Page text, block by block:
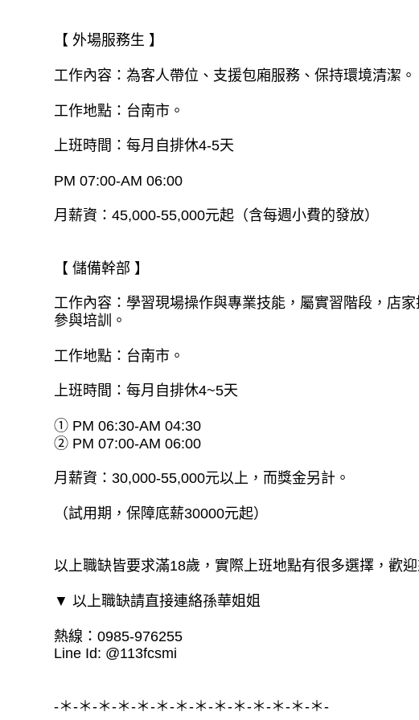
【 外場服務生 】
工作內容：為客人帶位、支援包廂服務、保持環境清潔。
工作地點：台南市。
上班時間：每月自排休4-5天
PM 07:00-AM 06:00
月薪資：45,000-55,000元起（含每週小費的發放）
【 儲備幹部 】
工作內容：學習現場操作與專業技能，屬實習階段，店
參與培訓。
工作地點：台南市。
上班時間：每月自排休4~5天
① PM 06:30-AM 04:30
② PM 07:00-AM 06:00
月薪資：30,000-55,000元以上，而獎金另計。
（試用期，保障底薪30000元起）
以上職缺皆要求滿18歲，實際上班地點有很多選擇，歡
▼ 以上職缺請直接連絡孫華姐姐
熱線：0985-976255
Line Id: @113fcsmi
-＊-＊-＊-＊-＊-＊-＊-＊-＊-＊-＊-＊-＊-＊-